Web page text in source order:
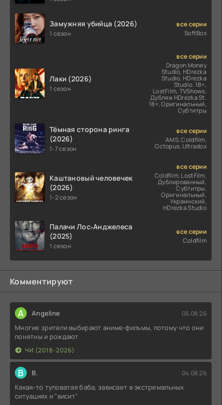
Замужняя убийца (2026)
1 сезон
все серии
SoftBox
Лаки (2026)
1 сезон
все серии
Dragon Money
Studio, HDrezka
Studio, HDrezka
Studio. 18+,
LostFilm, TVShows,
Дубляж HDrezka St.
18+, Оригинальный,
Субтитры
Тёмная сторона ринга
(2026)
1-7 сезон
все серии
AMS, Coldfilm,
Octopus, Ultradox
Каштановый человечек
(2026)
1-2 сезон
все серии
Coldfilm, LostFilm,
Дублированный,
Субтитры,
Оригинальный,
Украинский,
HDrezka Studio
Палачи Лос‑Анджелеса
(2025)
1 сезон
все серии
Coldfilm
Комментируют
A Angeline 06.08.26
Многие зрители выбирают аниме-фильмы, потому что они
понятны и рождают
ЧИ (2018-2026)
В В. 04.08.26
Какая-то туповатая баба, зависает в экстремальных
ситуациях и "висит"